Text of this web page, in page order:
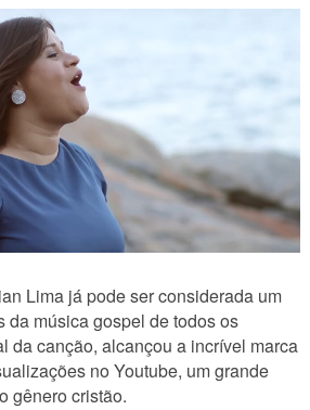
Lima já pode ser considerada um
da música gospel de todos os
da canção, alcançou a incrível marca
no Youtube, um grande
gênero cristão.